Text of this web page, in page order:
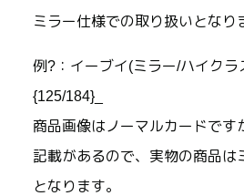
ミラー仕様での取り扱いとなり
例?：イーブイ(ミラー/ハイクラ
{125/184}_
商品画像はノーマルカードです
記載があるので、実物の商品は
となります。